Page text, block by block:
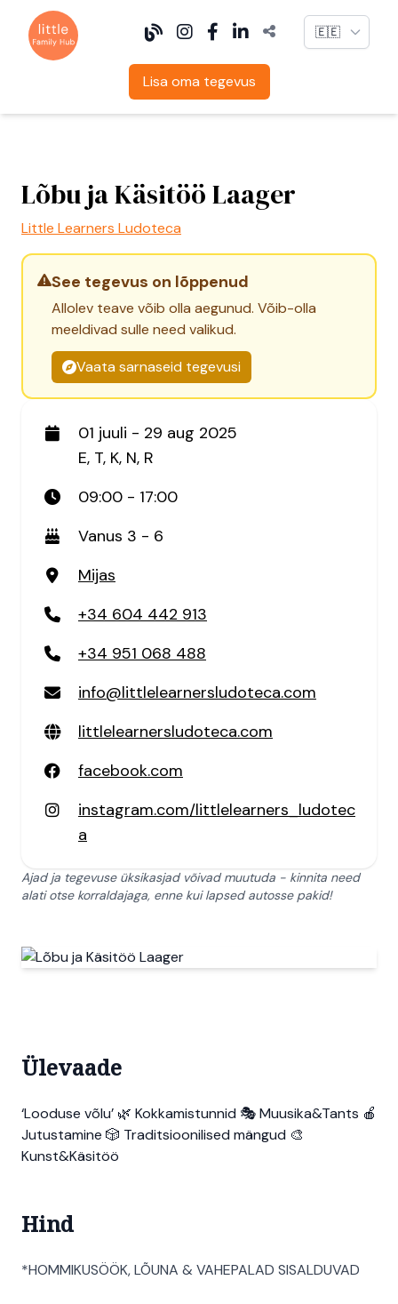
Language
Lisa oma tegevus
Lõbu ja Käsitöö Laager
Little Learners Ludoteca
See tegevus on lõppenud
Allolev teave võib olla aegunud. Võib-olla
meeldivad sulle need valikud.
Vaata sarnaseid tegevusi
01 juuli - 29 aug 2025
E, T, K, N, R
09:00 - 17:00
Vanus 3 - 6
Mijas
+34 604 442 913
+34 951 068 488
info@littlelearnersludoteca.com
littlelearnersludoteca.com
facebook.com
instagram.com/littlelearners_ludotec
a
Ajad ja tegevuse üksikasjad võivad muutuda - kinnita need
alati otse korraldajaga, enne kui lapsed autosse pakid!
Ülevaade
‘Looduse võlu’ 🌿 Kokkamistunnid 🎭 Muusika&Tants 🍎
Jutustamine 🎲 Traditsioonilised mängud 🎨
Kunst&Käsitöö
Hind
*HOMMIKUSÖÖK, LÕUNA & VAHEPALAD SISALDUVAD